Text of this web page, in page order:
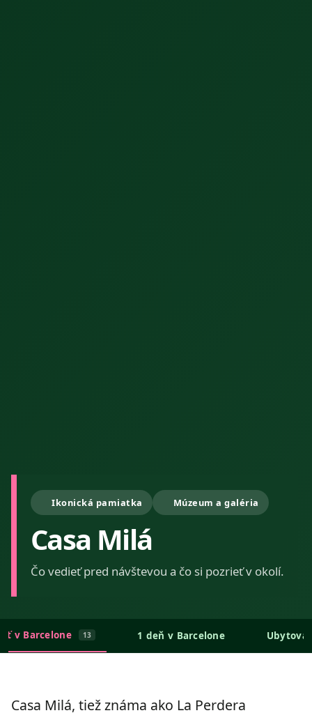
Ikonická pamiatka Múzeum a galéria
Casa Milá
Čo vedieť pred návštevou a čo si pozrieť v okolí.
v Barcelone 13 1 deň v Barcelone
Casa Milá, tiež známa ako La Perdera